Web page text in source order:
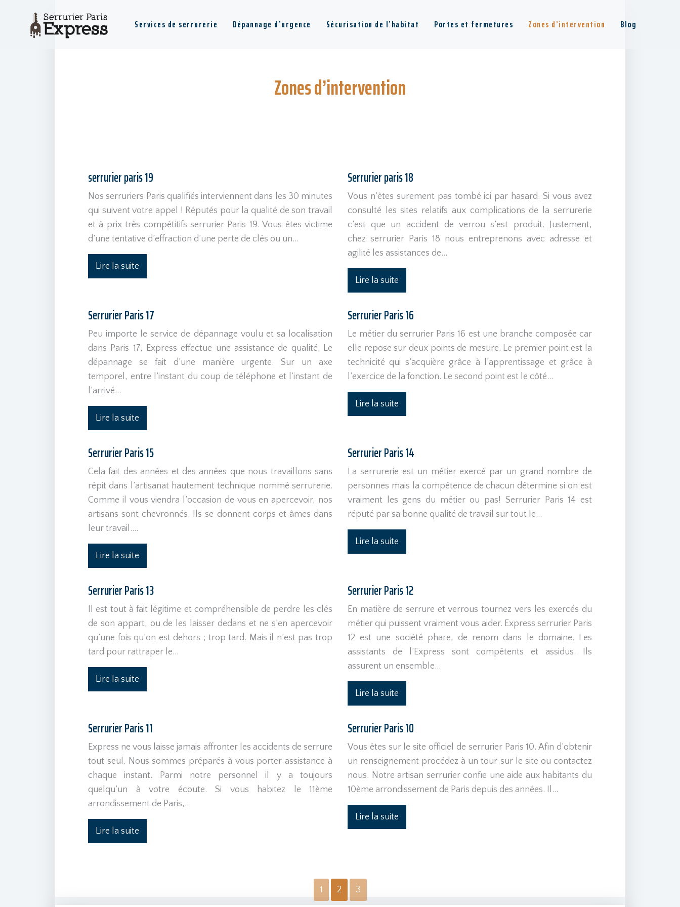
Services de serrurerie Dépannage d’urgence Sécurisation de l’habitat Portes et fermetures Zones d’intervention Blog
Zones d’intervention
serrurier paris 19
Nos serruriers Paris qualifiés interviennent dans les 30 minutes
qui suivent votre appel ! Réputés pour la qualité de son travail
et à prix très compétitifs serrurier Paris 19. Vous êtes victime
d’une tentative d’effraction d’une perte de clés ou un…
Lire la suite
Serrurier paris 18
Vous n’êtes surement pas tombé ici par hasard. Si vous avez
consulté les sites relatifs aux complications de la serrurerie
c’est que un accident de verrou s’est produit. Justement,
chez serrurier Paris 18 nous entreprenons avec adresse et
agilité les assistances de…
Lire la suite
Serrurier Paris 17
Peu importe le service de dépannage voulu et sa localisation
dans Paris 17, Express effectue une assistance de qualité. Le
dépannage se fait d’une manière urgente. Sur un axe
temporel, entre l’instant du coup de téléphone et l’instant de
l’arrivé…
Lire la suite
Serrurier Paris 16
Le métier du serrurier Paris 16 est une branche composée car
elle repose sur deux points de mesure. Le premier point est la
technicité qui s’acquière grâce à l’apprentissage et grâce à
l’exercice de la fonction. Le second point est le côté…
Lire la suite
Serrurier Paris 15
Cela fait des années et des années que nous travaillons sans
répit dans l’artisanat hautement technique nommé serrurerie.
Comme il vous viendra l’occasion de vous en apercevoir, nos
artisans sont chevronnés. Ils se donnent corps et âmes dans
leur travail….
Lire la suite
Serrurier Paris 14
La serrurerie est un métier exercé par un grand nombre de
personnes mais la compétence de chacun détermine si on est
vraiment les gens du métier ou pas! Serrurier Paris 14 est
réputé par sa bonne qualité de travail sur tout le…
Lire la suite
Serrurier Paris 13
Il est tout à fait légitime et compréhensible de perdre les clés
de son appart, ou de les laisser dedans et ne s’en apercevoir
qu’une fois qu’on est dehors ; trop tard. Mais il n’est pas trop
tard pour rattraper le…
Lire la suite
Serrurier Paris 12
En matière de serrure et verrous tournez vers les exercés du
métier qui puissent vraiment vous aider. Express serrurier Paris
12 est une société phare, de renom dans le domaine. Les
assistants de l’Express sont compétents et assidus. Ils
assurent un ensemble…
Lire la suite
Serrurier Paris 11
Express ne vous laisse jamais affronter les accidents de serrure
tout seul. Nous sommes préparés à vous porter assistance à
chaque instant. Parmi notre personnel il y a toujours
quelqu’un à votre écoute. Si vous habitez le 11ème
arrondissement de Paris,…
Lire la suite
Serrurier Paris 10
Vous êtes sur le site officiel de serrurier Paris 10. Afin d’obtenir
un renseignement procédez à un tour sur le site ou contactez
nous. Notre artisan serrurier confie une aide aux habitants du
10ème arrondissement de Paris depuis des années. Il…
Lire la suite
1 2 3